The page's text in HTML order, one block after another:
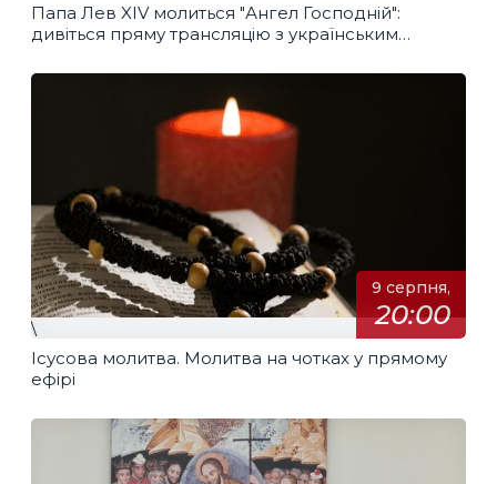
Папа Лев XIV молиться "Ангел Господній":
дивіться пряму трансляцію з українським
9 серпня,
20:00
\
Ісусова молитва. Молитва на чотках у прямому
ефірі